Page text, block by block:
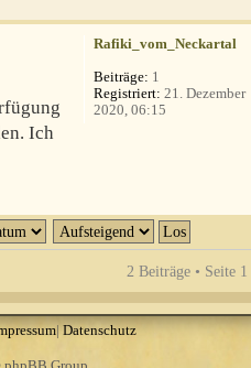
Ich
Rafiki_vom_Neckartal
Beiträge: 1
Registriert: 21. Dezember
2020, 06:15
2 Beiträge • Seite 1
|Datenschutz